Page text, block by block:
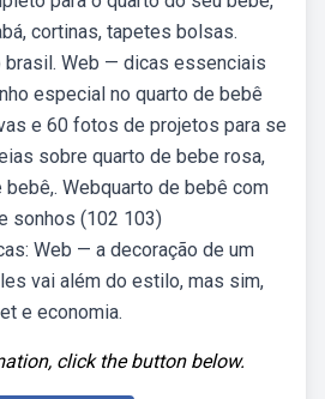
cortinas, tapetes bolsas.
brasil. Web — dicas essenciais
especial no quarto de bebê
e 60 fotos de projetos para se
sobre quarto de bebe rosa,
Webquarto de bebê com
sonhos (102 103)
Web — a decoração de um
vai além do estilo, mas sim,
e economia.
click the button below.